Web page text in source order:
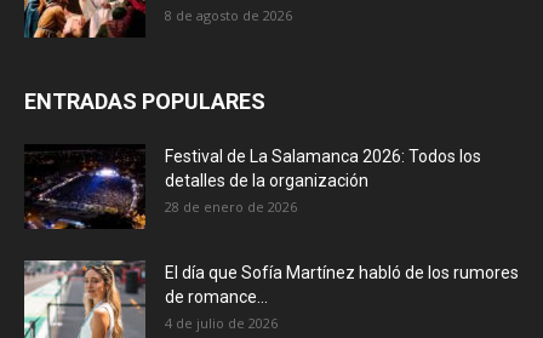
8 de agosto de 2026
ENTRADAS POPULARES
Festival de La Salamanca 2026: Todos los
detalles de la organización
28 de enero de 2026
El día que Sofía Martínez habló de los rumores
de romance...
4 de julio de 2026